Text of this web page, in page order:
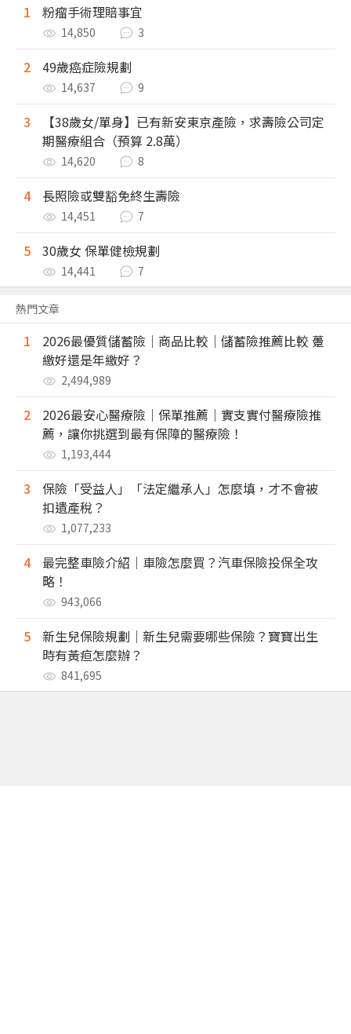
1 粉瘤手術理賠事宜
14,850 3
2 49歲癌症險規劃
14,637 9
3
【38歲女/單身】已有新安東京產險，求壽險公司定
期醫療組合（預算 2.8萬）
14,620 8
4 長照險或雙豁免終生壽險
14,451 7
5 30歲女 保單健檢規劃
14,441 7
熱門文章
1
2026最優質儲蓄險｜商品比較｜儲蓄險推薦比較 躉
繳好還是年繳好？
2,494,989
2
2026最安心醫療險｜保單推薦｜實支實付醫療險推
薦，讓你挑選到最有保障的醫療險！
1,193,444
3
保險「受益人」「法定繼承人」怎麼填，才不會被
扣遺產稅？
1,077,233
4
最完整車險介紹｜車險怎麼買？汽車保險投保全攻
略！
943,066
5
新生兒保險規劃｜新生兒需要哪些保險？寶寶出生
時有黃疸怎麼辦？
841,695